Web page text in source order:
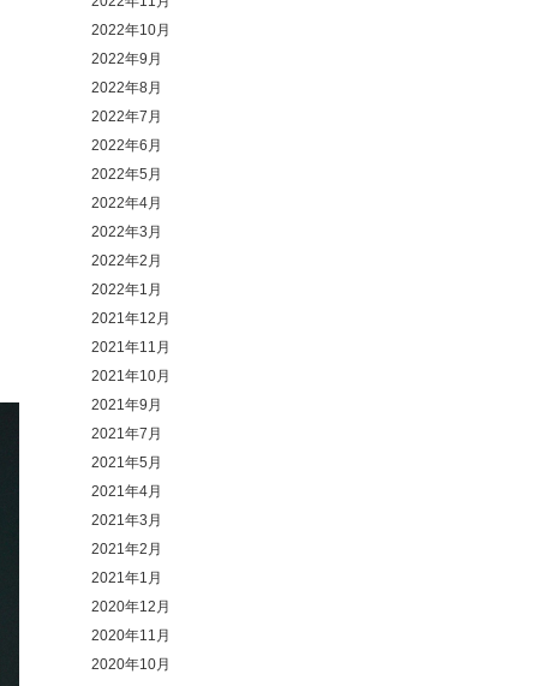
2022年10月
2022年9月
2022年8月
2022年7月
2022年6月
2022年5月
2022年4月
2022年3月
2022年2月
2022年1月
2021年12月
2021年11月
2021年10月
2021年9月
2021年7月
2021年5月
2021年4月
2021年3月
2021年2月
2021年1月
2020年12月
2020年11月
2020年10月